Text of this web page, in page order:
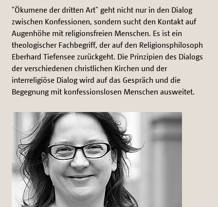
"Ökumene der dritten Art" geht nicht nur in den Dialog
zwischen Konfessionen, sondern sucht den Kontakt auf
Augenhöhe mit religionsfreien Menschen. Es ist ein
theologischer Fachbegriff, der auf den Religionsphilosoph
Eberhard Tiefensee zurückgeht. Die Prinzipien des Dialogs
der verschiedenen christlichen Kirchen und der
interreligiöse Dialog wird auf das Gespräch und die
Begegnung mit konfessionslosen Menschen ausweitet.